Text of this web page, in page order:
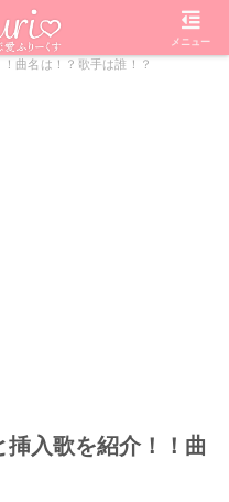
今日好きになりました
曲名は！？歌手は誰！？
入歌を紹介！！曲
メニュー